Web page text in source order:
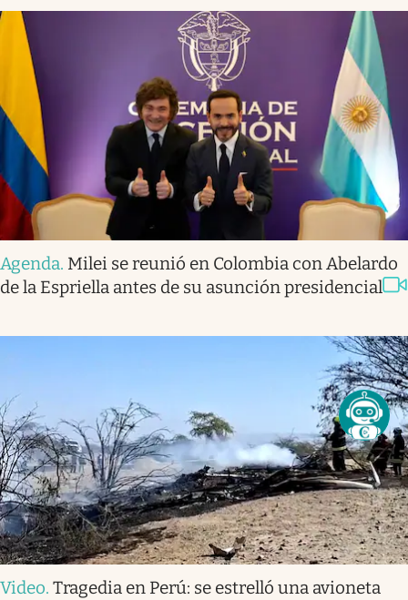
Agenda. Milei se reunió en Colombia con Abelardo
de la Espriella antes de su asunción presidencial
Video. Tragedia en Perú: se estrelló una avioneta